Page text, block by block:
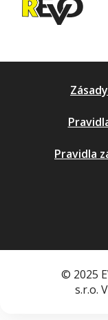
Pravidla
© 2025
s.r.o.